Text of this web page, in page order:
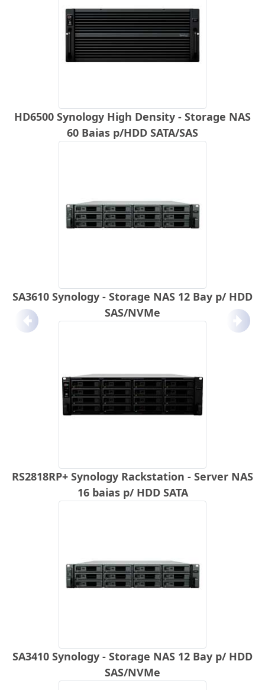
HD6500 Synology High Density - Storage NAS
60 Baias p/HDD SATA/SAS
SA3610 Synology - Storage NAS 12 Bay p/ HDD
SAS/NVMe
RS2818RP+ Synology Rackstation - Server NAS
16 baias p/ HDD SATA
SA3410 Synology - Storage NAS 12 Bay p/ HDD
SAS/NVMe
Anterior